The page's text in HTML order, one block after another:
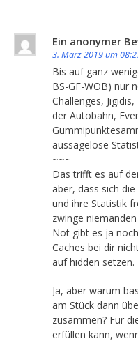
Ein anonymer
3. März 2019 um
Bis auf ganz
BS-GF-WOB) nur
Challenges,
der Autobahn,
aussagelose
~~~
Das trifft es auf
aber, dass sich
und ihre Statistik
zwinge
Not gibt es ja
Caches bei dir
auf hidden setzen.
Ja, aber warum
am Stück dann
zusammen? Für
erfüllen kann,